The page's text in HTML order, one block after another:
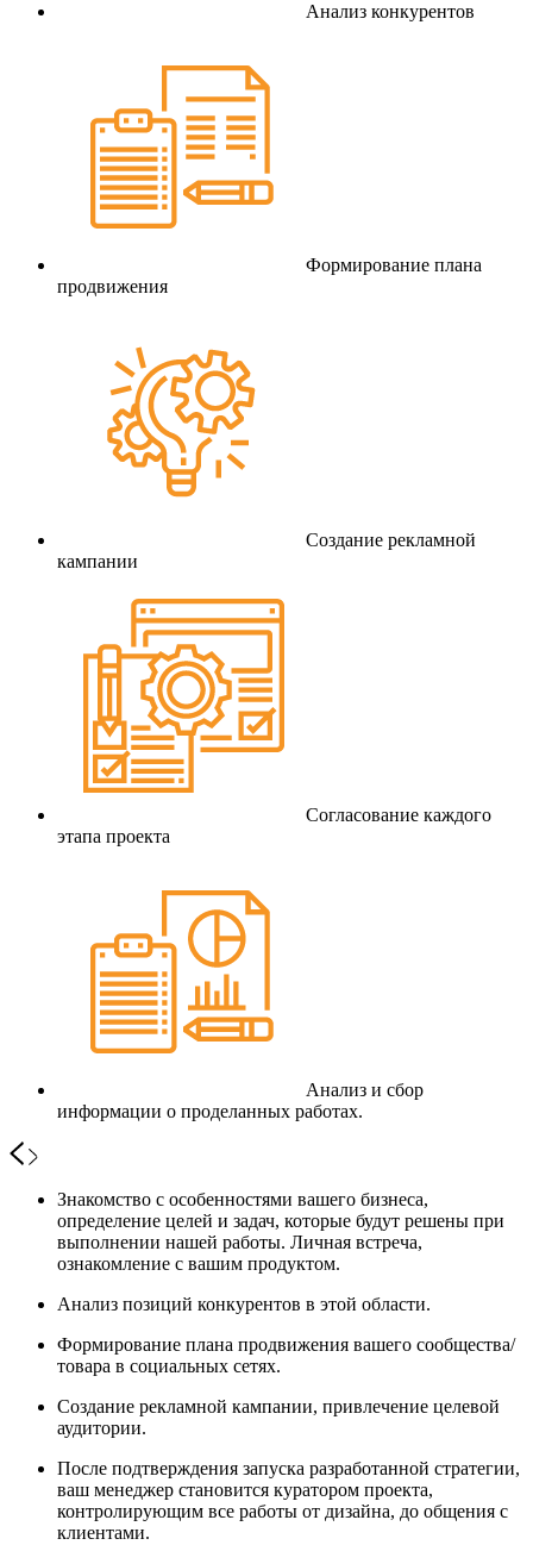
Анализ конкурентов
Формирование плана
продвижения
Создание рекламной
кампании
Согласование каждого
этапа проекта
Анализ и сбор
информации о проделанных работах.
Знакомство с особенностями вашего бизнеса,
определение целей и задач, которые будут решены при
выполнении нашей работы. Личная встреча,
ознакомление с вашим продуктом.
Анализ позиций конкурентов в этой области.
Формирование плана продвижения вашего сообщества/
товара в социальных сетях.
Создание рекламной кампании, привлечение целевой
аудитории.
После подтверждения запуска разработанной стратегии,
ваш менеджер становится куратором проекта,
контролирующим все работы от дизайна, до общения с
клиентами.